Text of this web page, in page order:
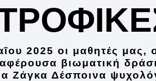
2025 οι μαθητές μας,
βιωματική
Ζάγκα Δέσποινα